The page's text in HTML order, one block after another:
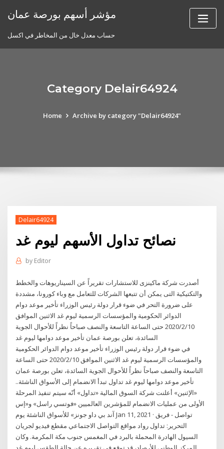
مؤشر أسهم بورصة عمان
حساب معدل خال من المخاطر في اكسل
Category Delair64924
Home Archive by category "Delair64924"
Delair64924
نصائح تداول الأسهم ليوم غد
by Editor
أصدرت شركة ماكينزى للاستشارات تقريراً عن السيناريوهات والخطط
والتكتيكية التى يمكن أن تتبعها الشركات للتعامل مع وباء كورونا، مشددة
على ضرورة التحر في ضوء قرار دولة رئيس الوزراء تأخير موعد دوام
الدوائر الحكومية والمؤسسات الرسمية ليوم غد الاثنين الموافق
2020/2/10 حتى الساعة التاسعة والنصف صباحاً نظراً للأحوال الجوية
السائدة، تعلن بورصة عمان تأخير موعد دوامها ليوم غد
في ضوء قرار دولة رئيس الوزراء تأخير موعد دوام الدوائر الحكومية
والمؤسسات الرسمية ليوم غد الاثنين الموافق 2020/2/10 حتى الساعة
التاسعة والنصف صباحاً نظراً للأحوال الجوية السائدة، تعلن بورصة عمان
تأخير موعد دوامها ليوم غد تداول تبدأ الانضمام إلى الأسواق الناشئة..
«الإثنين» أعلنت شركة السوق المالية «تداول» أنّه سيتم تنفيذ المرحلة
الأولى من عمليات الانضمام للمؤشرين العالميين «فوتسي راسل» و«إس
آند بي داو جونز» للأسواق الناشئة يوم Jan 11, 2021 · تواصل - فريق
التحرير: تداول رواد مواقع التواصل الاجتماعي مقطع فيديو لجريان
السيول الهادرة المحملة بالبرد في المغمس جنوب مكة المكرمة. وكان